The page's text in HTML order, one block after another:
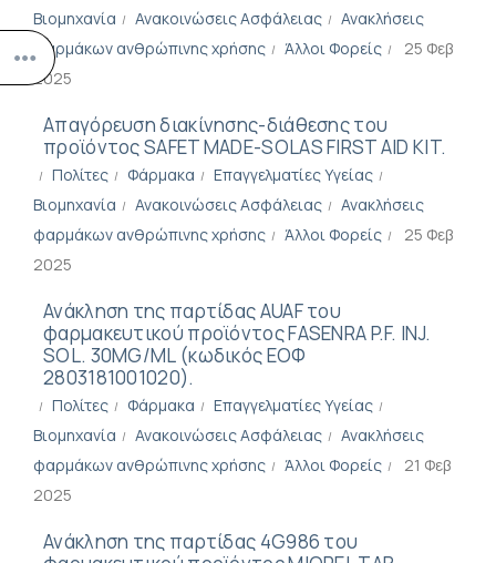
Βιομηχανία
Ανακοινώσεις Ασφάλειας
Ανακλήσεις
φαρμάκων ανθρώπινης χρήσης
Άλλοι Φορείς
25 Φεβ
2025
Απαγόρευση διακίνησης-διάθεσης του
προϊόντος SAFET MADE-SOLAS FIRST AID KIT.
Πολίτες Φάρμακα
Επαγγελματίες Υγείας
Βιομηχανία
Ανακοινώσεις Ασφάλειας
Ανακλήσεις
φαρμάκων ανθρώπινης χρήσης
Άλλοι Φορείς
25 Φεβ
2025
Ανάκληση της παρτίδας AUAF του
φαρμακευτικού προϊόντος FASENRA P.F. INJ.
SOL. 30MG/ML (κωδικός ΕΟΦ
2803181001020).
Πολίτες Φάρμακα
Επαγγελματίες Υγείας
Βιομηχανία
Ανακοινώσεις Ασφάλειας
Ανακλήσεις
φαρμάκων ανθρώπινης χρήσης
Άλλοι Φορείς
21 Φεβ
2025
Ανάκληση της παρτίδας 4G986 του